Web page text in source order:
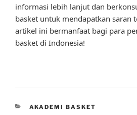
informasi lebih lanjut dan
basket untuk mendapatkan saran
artikel ini bermanfaat bagi para
basket di Indonesia!
CATEGORIES
AKADEMI BASKET